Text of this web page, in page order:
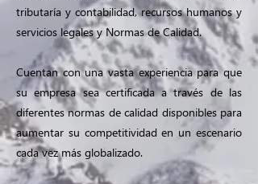
tributaría y contabilidad, recursos humanos y
servicios legales y Normas de Calidad.
Cuentan con una vasta experiencia para que
su empresa sea certificada a través de las
diferentes normas de calidad disponibles para
aumentar su competitividad en un escenario
cada vez más globalizado.